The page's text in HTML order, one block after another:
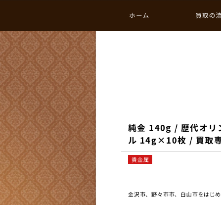
ホーム 買取の
純金 140g / 歴代オリ
ル 14g×10枚 / 買取
貴金属
金沢市、野々市市、白山市をはじ